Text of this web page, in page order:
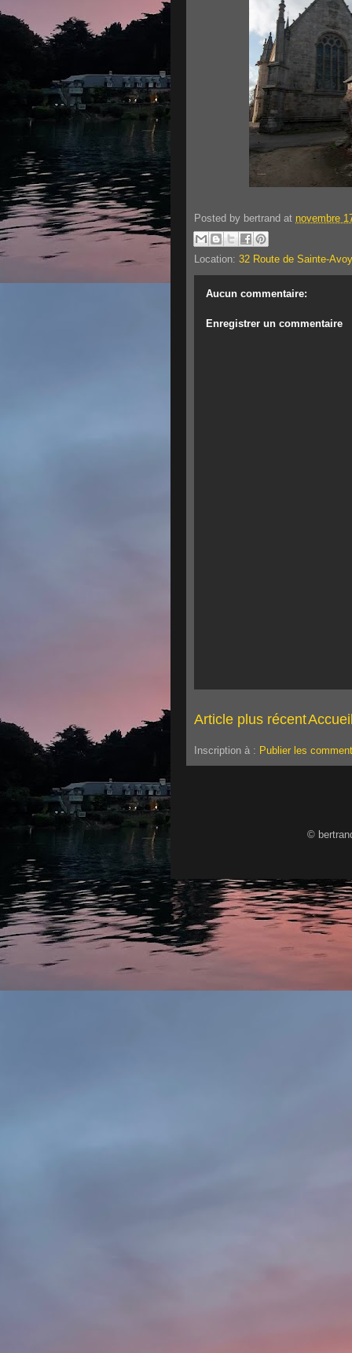
Posted by bertrand at novembre
Location: 32 Route de Sainte-
Aucun commentaire:
Enregistrer un commentaire
Article plus récent
Inscription à : Publier les
©